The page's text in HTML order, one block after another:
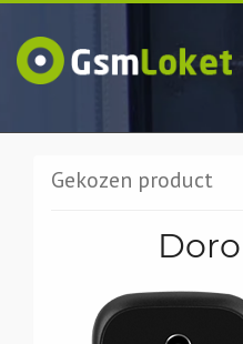
Gekozen product
Doro